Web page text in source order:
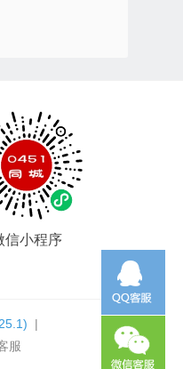
信小程序
|
服